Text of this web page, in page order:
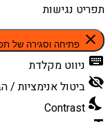
תפריט נגישות
close
פתיחה וסגירה של
keyboard ניווט מקלדת
visibility_off ביטול אנימציות /
nights_stay
Contrast